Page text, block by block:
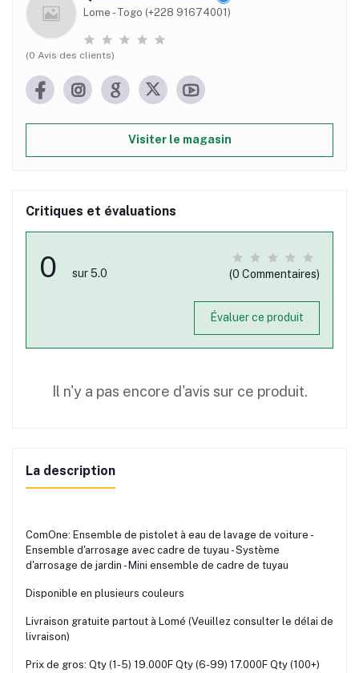
Lome - Togo (+228 91674001)
(0 Avis des clients)
Visiter le magasin
Critiques et évaluations
0 sur 5.0 (0 Commentaires)
Évaluer ce produit
Il n'y a pas encore d'avis sur ce produit.
La description
ComOne: Ensemble de pistolet à eau de lavage de voiture -
Ensemble d'arrosage avec cadre de tuyau - Système
d'arrosage de jardin - Mini ensemble de cadre de tuyau
Disponible en plusieurs couleurs
Livraison gratuite partout à Lomé (Veuillez consulter le délai de
livraison)
Prix de gros: Qty (1-5) 19.000F Qty (6-99) 17.000F Qty (100+)